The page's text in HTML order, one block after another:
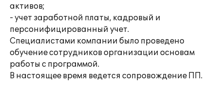
активов;
- учет заработной платы, кадровый и
персонифицированный учет.
Специалистами компании было проведено
обучение сотрудников организации основам
работы с программой.
В настоящее время ведется сопровождение ПП.